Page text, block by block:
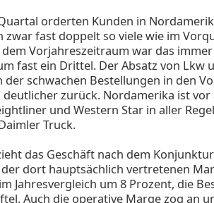
orderten Kunden in
zwar fast doppelt so viele wie im
Vorjahreszeitraum war das
fast ein Drittel. Der Absatz von Lkw
der schwachen Bestellungen in den
deutlicher zurück. Nordamerika ist
und Western Star in aller
Truck.
das Geschäft nach dem
der dort hauptsächlich vertretenen
Jahresvergleich um 8 Prozent, die
Auch die operative Marge zog an